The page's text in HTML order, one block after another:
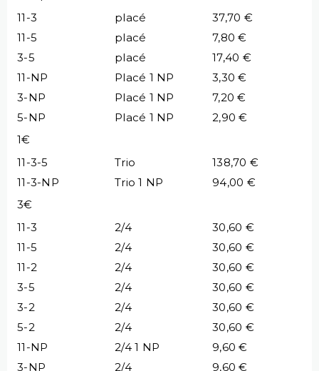
11-3
placé
37,70 €
11-5
placé
7,80 €
3-5
placé
17,40 €
11-NP
Placé 1 NP
3,30 €
3-NP
Placé 1 NP
7,20 €
5-NP
Placé 1 NP
2,90 €
1€
11-3-5
Trio
138,70 €
11-3-NP
Trio 1 NP
94,00 €
3€
11-3
2/4
30,60 €
11-5
2/4
30,60 €
11-2
2/4
30,60 €
3-5
2/4
30,60 €
3-2
2/4
30,60 €
5-2
2/4
30,60 €
11-NP
2/4 1 NP
9,60 €
3-NP
2/4
9,60 €